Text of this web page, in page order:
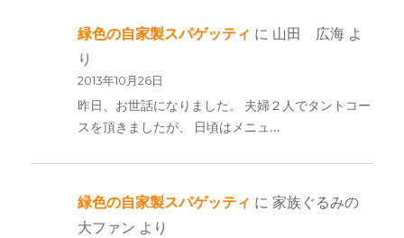
緑色の自家製スパゲッティ に 山田 広海 よ
り
2013年10月26日
昨日、お世話になりました。 夫婦２人でタントコー
スを頂きましたが、 日頃はメニュ…
緑色の自家製スパゲッティ に 家族ぐるみの
大ファン より